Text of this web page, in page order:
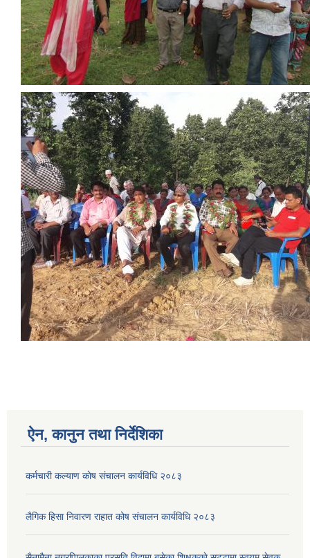
ऐन, कानुन तथा निर्देशिका
कर्मचारी कल्याण काेष संचालन कार्यविधि २०८३
लैगिक हिसा निवारण राहात कोष संचालन कार्यविधि २०८३